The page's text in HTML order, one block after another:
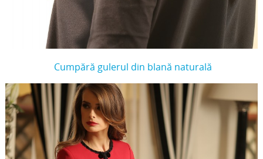
Cumpără gulerul din blană naturală